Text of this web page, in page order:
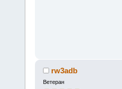
rw3adb
Ветеран